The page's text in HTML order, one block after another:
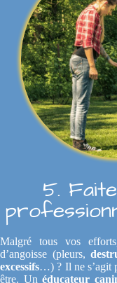
5.
Malgré tous vos
d’angoisse (pleurs,
excessifs…) ? Il ne s’agit
être. Unéducateur